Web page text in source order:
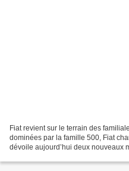
Fiat revient sur le terrain des
dominées par la famille 500, Fiat
dévoile aujourd’hui deux nouveaux